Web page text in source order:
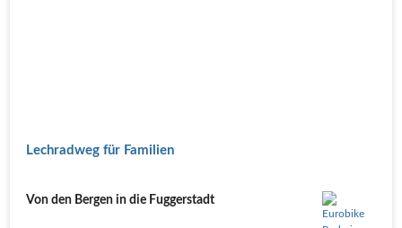
Lechradweg für Familien
Von den Bergen in die Fuggerstadt